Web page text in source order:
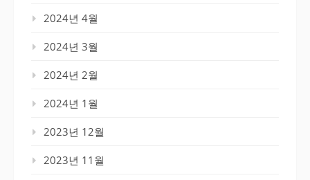
2024년 4월
2024년 3월
2024년 2월
2024년 1월
2023년 12월
2023년 11월